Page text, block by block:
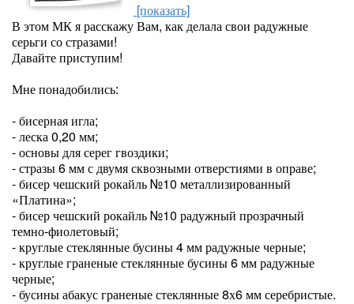
[показать]
В этом МК я расскажу Вам, как делала свои радужные
серьги со стразами!
Давайте приступим!
Мне понадобились:
- бисерная игла;
- леска 0,20 мм;
- основы для серег гвоздики;
- стразы 6 мм с двумя сквозными отверстиями в оправе;
- бисер чешский рокайль №10 металлизированный
«Платина»;
- бисер чешский рокайль №10 радужный прозрачный
темно-фиолетовый;
- круглые стеклянные бусины 4 мм радужные черные;
- круглые граненые стеклянные бусины 6 мм радужные
черные;
- бусины абакус граненые стеклянные 8х6 мм серебристые.